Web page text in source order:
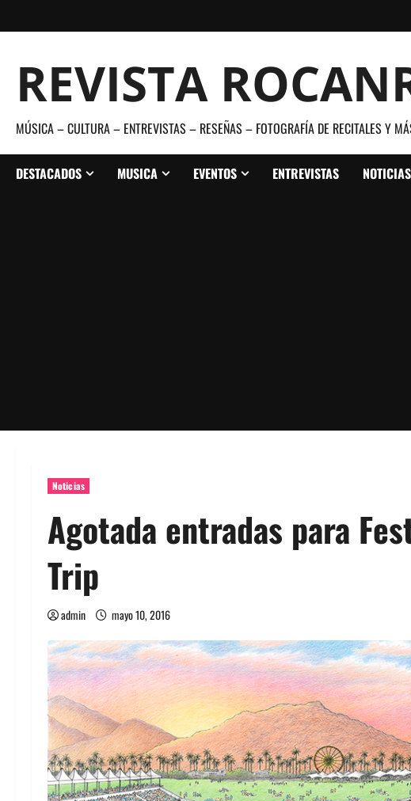
al
REVISTA
MÚSICA – CULTURA – ENTREVISTAS – RESEÑAS – FOTOGRAFÍA DE RECITALES Y
DESTACADOS MUSICA EVENTOS ENTREVISTAS NOTICIAS
Noticias
Agotada entradas para
Trip
admin mayo 10, 2016